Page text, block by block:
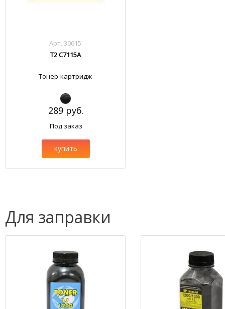
Арт. 30615
T2 C7115A
Тонер-картридж
289 руб.
Под заказ
купить
Для заправки